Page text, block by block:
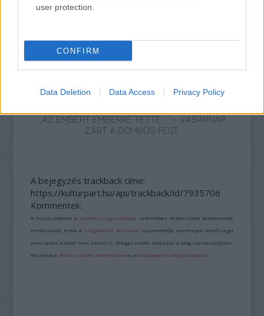
user protection.
CONFIRM
Data Deletion Data Access Privacy Policy
„AZ EMBERT EMBERRÉ TETTE…” – VASÁRNAP
ZÁRT A DOMBOS FEST
A bejegyzés trackback címe:
https://kulturpart.hu/api/trackback/id/7935706
Kommentek:
A hozzászólások avonatkozó jogszabályok értelmében felhasználói tartalomnak
minősülnek, értük a szolgáltatás technikai üzemeltetője semmilyen felelősséget
nem vállal, azokat nem ellenőrzi. Kifogás esetén forduljon a blog szerkesztőjéhez.
Részletek a Felhasználási feltételekben és azadatvédelmi tájékoztatóban